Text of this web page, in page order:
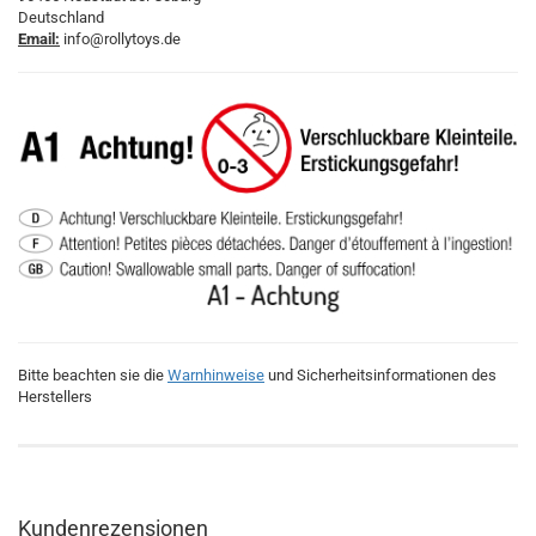
Deutschland
Email: info@rollytoys.de
Bitte beachten sie die Warnhinweise und Sicherheitsinformationen des
Herstellers
Kundenrezensionen